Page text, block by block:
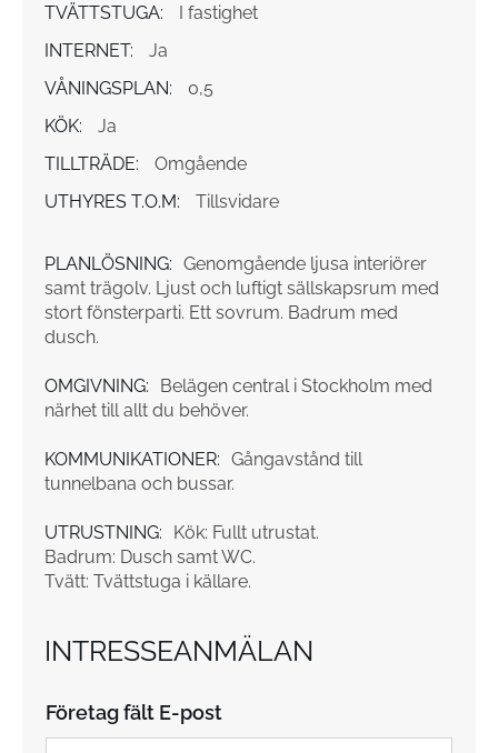
TVÄTTSTUGA:
I fastighet
INTERNET:
Ja
VÅNINGSPLAN:
0,5
KÖK:
Ja
TILLTRÄDE:
Omgående
UTHYRES T.O.M:
Tillsvidare
PLANLÖSNING: Genomgående ljusa interiörer
samt trägolv. Ljust och luftigt sällskapsrum med
stort fönsterparti. Ett sovrum. Badrum med
dusch.
OMGIVNING:
Belägen central i Stockholm med
närhet till allt du behöver.
KOMMUNIKATIONER: Gångavstånd till
tunnelbana och bussar.
UTRUSTNING:
Kök: Fullt utrustat.
Badrum: Dusch samt WC.
Tvätt: Tvättstuga i källare.
INTRESSEANMÄLAN
Företag fält E-post